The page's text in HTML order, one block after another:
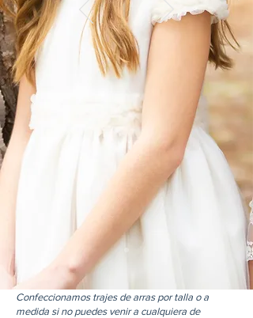
Confeccionamos trajes de arras por talla o a
medida si no puedes venir a cualquiera de